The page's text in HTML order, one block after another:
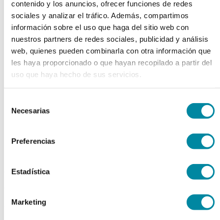
contenido y los anuncios, ofrecer funciones de redes
sociales y analizar el tráfico. Además, compartimos
información sobre el uso que haga del sitio web con
nuestros partners de redes sociales, publicidad y análisis
web, quienes pueden combinarla con otra información que
les haya proporcionado o que hayan recopilado a partir del
uso que haya hecho de sus servicios.
Necesarias
Preferencias
Estadística
Marketing
chevron_right
adquiriendo este producto
POTASIO YODURO